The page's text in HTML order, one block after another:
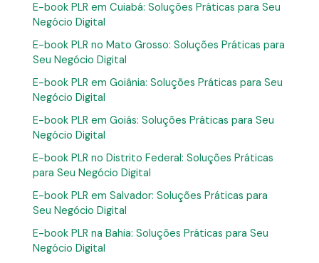
E-book PLR em Cuiabá: Soluções Práticas para Seu
Negócio Digital
E-book PLR no Mato Grosso: Soluções Práticas para
Seu Negócio Digital
E-book PLR em Goiânia: Soluções Práticas para Seu
Negócio Digital
E-book PLR em Goiás: Soluções Práticas para Seu
Negócio Digital
E-book PLR no Distrito Federal: Soluções Práticas
para Seu Negócio Digital
E-book PLR em Salvador: Soluções Práticas para
Seu Negócio Digital
E-book PLR na Bahia: Soluções Práticas para Seu
Negócio Digital